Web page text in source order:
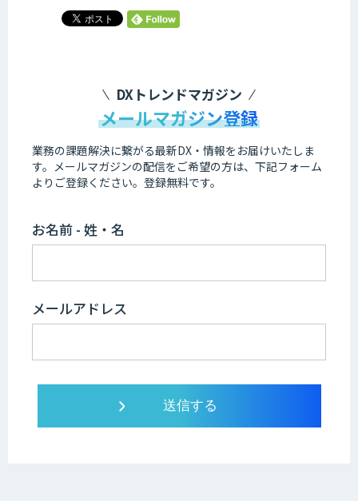
DXトレンドマガジン
メールマガジン登録
業務の課題解決に繋がる最新DX・情報をお届けいたしま
す。 メールマガジンの配信をご希望の方は、下記フォーム
よりご登録ください。登録無料です。
お名前 - 姓・名
メールアドレス